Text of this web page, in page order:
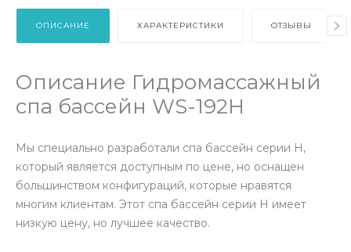
ОПИСАНИЕ ХАРАКТЕРИСТИКИ ОТЗЫВЫ
Описание Гидромассажный
спа бассейн WS-192H
Мы специально разработали спа бассейн серии H,
который является доступным по цене, но оснащен
большинством конфигураций, которые нравятся
многим клиентам. Этот спа бассейн серии H имеет
низкую цену, но лучшее качество.